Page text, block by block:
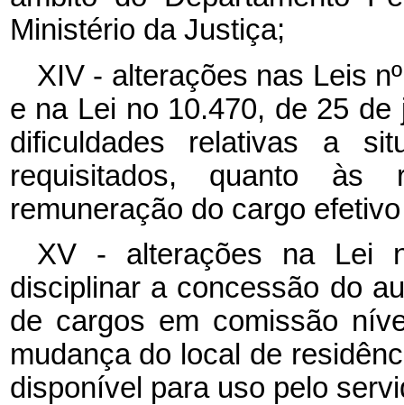
Ministério da Justiça;
XIV - alterações nas Leis
e na Lei no 10.470, de 25
dificuldades relativas a
requisitados, quanto
remuneração do cargo
XV - alterações na Lei
disciplinar a concessão do
de cargos em comissão
mudança do local de
disponível para uso pelo